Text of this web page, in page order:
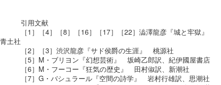
引用文献
［1］［4］［8］［16］［17］［22］澁澤龍彦『城と牢獄』
青土社
［2］［3］渋沢龍彦『サド侯爵の生涯』 桃源社
［5］M・ブリヨン『幻想芸術』 坂崎乙郎訳、紀伊國屋書店
［6］M・フーコー『狂気の歴史』 田村俶訳、新潮社
［7］G・バシュラール『空間の詩学』 岩村行雄訳、思潮社